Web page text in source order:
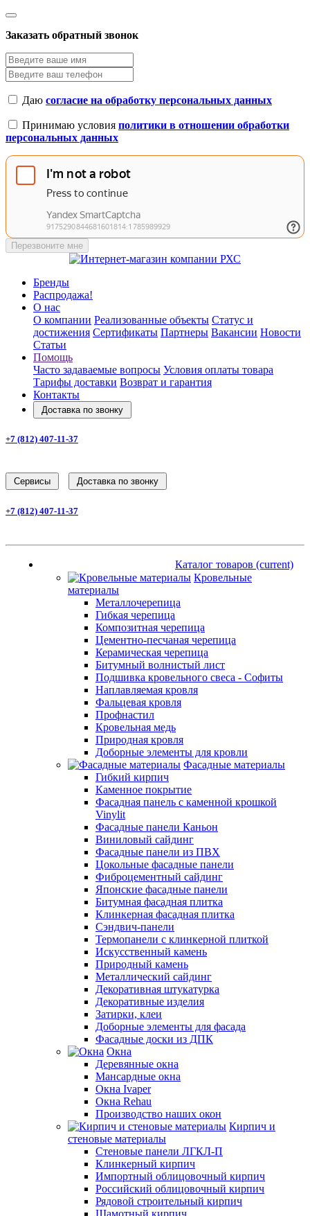
Заказать обратный звонок
Даю согласие на обработку персональных данных
Принимаю условия политики в отношении обработки
персональных данных
Перезвоните мне
Бренды
Распродажа!
О нас
О компании Реализованные объекты Статус и
достижения Сертификаты Партнеры Вакансии Новости
Статьи
Помощь
Часто задаваемые вопросы Условия оплаты товара
Тарифы доставки Возврат и гарантия
Контакты
Доставка по звонку
+7 (812) 407-11-37
Cервисы Доставка по звонку
+7 (812) 407-11-37
Каталог товаров (current)
Кровельные
материалы
Металлочерепица
Гибкая черепица
Композитная черепица
Цементно-песчаная черепица
Керамическая черепица
Битумный волнистый лист
Подшивка кровельного свеса - Софиты
Наплавляемая кровля
Фальцевая кровля
Профнастил
Кровельная медь
Природная кровля
Доборные элементы для кровли
Фасадные материалы
Гибкий кирпич
Каменное покрытие
Фасадная панель с каменной крошкой
Vinylit
Фасадные панели Каньон
Виниловый сайдинг
Фасадные панели из ПВХ
Цокольные фасадные панели
Фиброцементный сайдинг
Японские фасадные панели
Битумная фасадная плитка
Клинкерная фасадная плитка
Сэндвич-панели
Термопанели с клинкерной плиткой
Искусственный камень
Природный камень
Металлический сайдинг
Декоративная штукатурка
Декоративные изделия
Затирки, клеи
Доборные элементы для фасада
Фасадные доски из ДПК
Окна
Деревянные окна
Мансардные окна
Окна Ivaper
Окна Rehau
Производство наших окон
Кирпич и
стеновые материалы
Стеновые панели ЛГКЛ-П
Клинкерный кирпич
Импортный облицовочный кирпич
Российский облицовочный кирпич
Рядовой строительный кирпич
Шамотный кирпич